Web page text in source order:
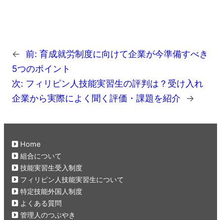
← 前: 育成就労制度に向けて企業が今準備すべき
5つのポイント
次: フィリピン人技能実習生の評判は？受け入れ
企業から実際によく聞く評価・課題を紹介
→
Home
組合について
技能実習生受入制度
フィリピン人技能実習生について
特定技能外国人制度
よくある質問
管理人のつぶやき